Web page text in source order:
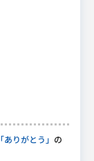
「ありがとう」 の